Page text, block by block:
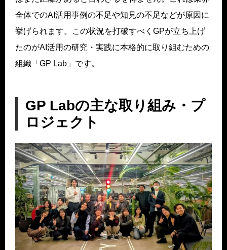
全体でのAI活用事例の不足や知見の不足などが原因に
挙げられます。この状況を打破すべくGPが立ち上げ
たのがAI活用の研究・実践に本格的に取り組むための
組織「GP Lab」です。
GP Labの主な取り組み・プ
ロジェクト